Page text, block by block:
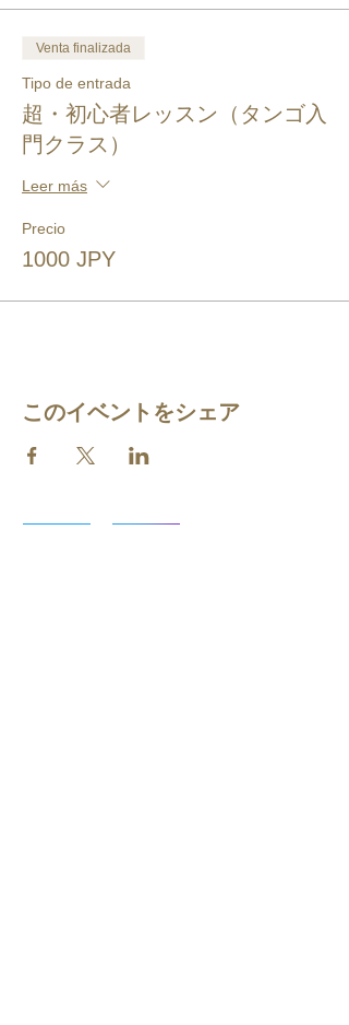
Venta finalizada
Tipo de entrada
超・初心者レッスン（タンゴ入
門クラス）
Leer más
Precio
1000 JPY
このイベントをシェア